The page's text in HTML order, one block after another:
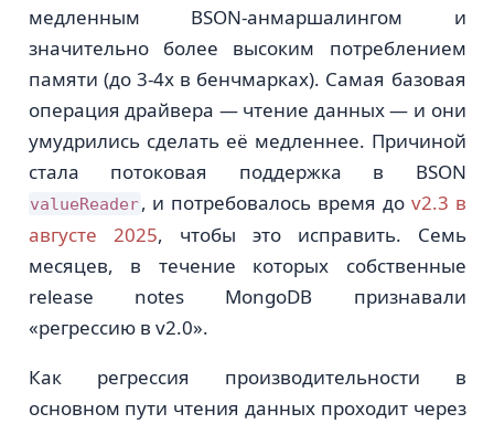
медленным BSON-анмаршалингом и
значительно более высоким потреблением
памяти (до 3-4x в бенчмарках). Самая базовая
операция драйвера — чтение данных — и они
умудрились сделать её медленнее. Причиной
стала потоковая поддержка в BSON
valueReader, и потребовалось время до v2.3 в
августе 2025, чтобы это исправить. Семь
месяцев, в течение которых собственные
release notes MongoDB признавали
«регрессию в v2.0».
Как регрессия производительности в
основном пути чтения данных проходит через